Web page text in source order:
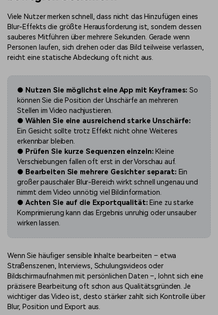
Viele Nutzer merken schnell, dass nicht das Hinzufügen eines
Blur-Effekts die größte Herausforderung ist, sondern dessen
sauberes Mitführen über mehrere Sekunden. Gerade wenn
Personen laufen, sich drehen oder das Bild teilweise verlassen,
reicht eine statische Abdeckung oft nicht aus.
● Nutzen Sie möglichst eine App mit Keyframes: So
können Sie die Position der Unschärfe an mehreren
Stellen im Video nachjustieren.
● Wählen Sie eine ausreichend starke Unschärfe:
Ein Gesicht sollte trotz Effekt nicht ohne Weiteres
erkennbar bleiben.
● Prüfen Sie kurze Sequenzen einzeln: Kleine
Verschiebungen fallen oft erst in der Vorschau auf.
● Bearbeiten Sie mehrere Gesichter separat: Ein
großer pauschaler Blur-Bereich wirkt schnell ungenau und
nimmt dem Video unnötig viel Bildinformation.
● Achten Sie auf die Exportqualität: Eine zu starke
Komprimierung kann das Ergebnis unruhig oder unsauber
wirken lassen.
Wenn Sie häufiger sensible Inhalte bearbeiten – etwa
Straßenszenen, Interviews, Schulungsvideos oder
Bildschirmaufnahmen mit persönlichen Daten –, lohnt sich eine
präzisere Bearbeitung oft schon aus Qualitätsgründen. Je
wichtiger das Video ist, desto stärker zahlt sich Kontrolle über
Blur, Position und Export aus.